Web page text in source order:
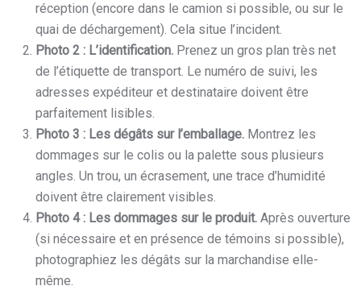
réception (encore dans le camion si possible, ou sur le
quai de déchargement). Cela situe l’incident.
Photo 2 : L’identification. Prenez un gros plan très net
de l’étiquette de transport. Le numéro de suivi, les
adresses expéditeur et destinataire doivent être
parfaitement lisibles.
Photo 3 : Les dégâts sur l’emballage. Montrez les
dommages sur le colis ou la palette sous plusieurs
angles. Un trou, un écrasement, une trace d’humidité
doivent être clairement visibles.
Photo 4 : Les dommages sur le produit. Après ouverture
(si nécessaire et en présence de témoins si possible),
photographiez les dégâts sur la marchandise elle-
même.